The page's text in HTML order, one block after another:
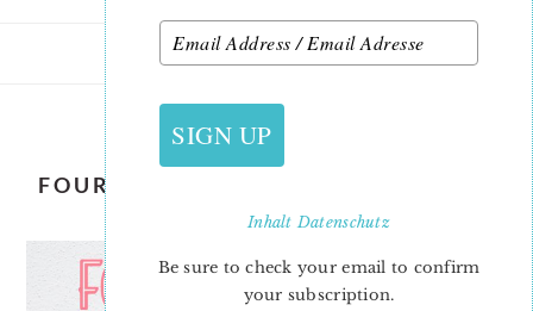
FOUR PATCH FUN – QUILT ALONG –
BLOCK #9
SIGN UP
InhaltDatenschutz
Be sure to check your email to confirm
your subscription.